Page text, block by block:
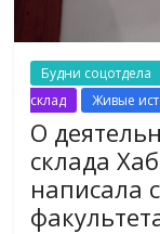
Будни соцотдела
склад
Живые
О
склада
написала